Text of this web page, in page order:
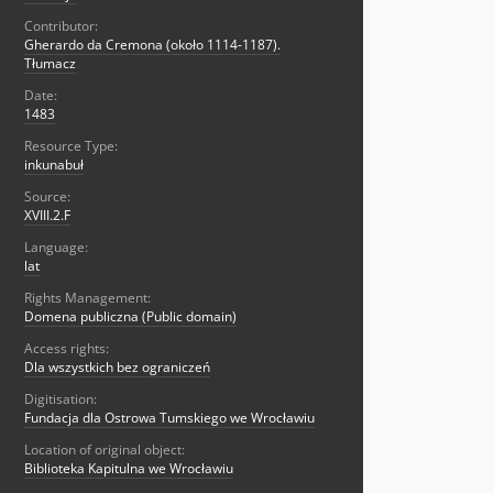
Contributor:
Gherardo da Cremona (około 1114-1187).
Tłumacz
Date:
1483
Resource Type:
inkunabuł
Source:
XVIII.2.F
Language:
lat
Rights Management:
Domena publiczna (Public domain)
Access rights:
Dla wszystkich bez ograniczeń
Digitisation:
Fundacja dla Ostrowa Tumskiego we Wrocławiu
Location of original object:
Biblioteka Kapitulna we Wrocławiu